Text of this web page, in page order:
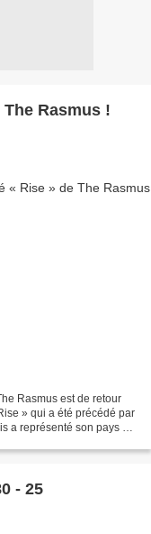
Rasmus !
Rasmus est de retour
» qui a été précédé par
a représenté son pays à
- 25